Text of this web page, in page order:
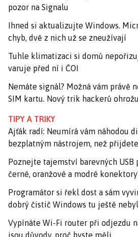
pozor na Signalu
Ihned si aktualizujte Windows.
chyb, dvě z nich už se zneužívají
Tuhle klimatizaci si domů
varuje před ní i ČOI
Nemáte signál? Možná vám právě
SIM kartu. Nový trik hackerů
TIPY A TRIKY
Ajťák radí: Neumírá vám náhodou
bezplatným nástrojem, než
Poznejte tajemství barevných USB
černé, oranžové a modré
Programátor si řekl dost a sám
dobrý čistič Windows tu ještě nebyl
Vypínáte Wi-Fi router při odjezdu
jsou důvody, proč byste měli